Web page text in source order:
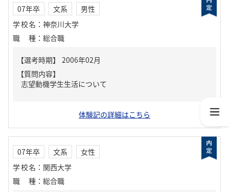
07年卒 文系
男性
学校名 ： 神奈川大学
職種 ： 総合職
【質問内容】
志望動機学生生活について
体験記の詳細はこちら
07年卒 文系
女性
学校名 ： 関西大学
職種 ： 総合職